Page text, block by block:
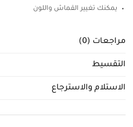
يمكنك تغيير القماش واللون
مراجعات (0)
التقسيط
الاستلام والاسترجاع